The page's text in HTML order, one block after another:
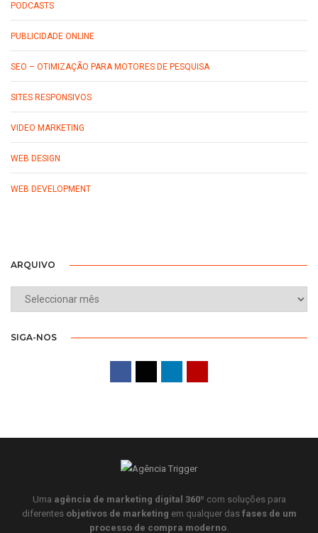
PODCASTS
PUBLICIDADE ONLINE
SEO – OTIMIZAÇÃO PARA MOTORES DE PESQUISA
SITES RESPONSIVOS
VIDEO MARKETING
WEB DESIGN
WEB DEVELOPMENT
ARQUIVO
ARQUIVO
SIGA-NOS
Uma agência de marketing digital 360º com soluções para
diferentes objetivos de marketing em qualquer das fases de um
processo de compra moderno